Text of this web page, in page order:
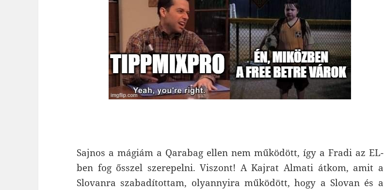
Sajnos a mágiám a Qarabag ellen nem működött, így a Fradi az EL-
ben fog ősszel szerepelni. Viszont! A Kajrat Almati átkom, amit a
Slovanra szabadítottam, olyannyira működött, hogy a Slovan és a